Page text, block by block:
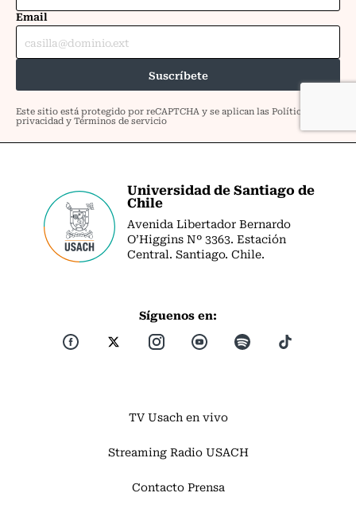
Universidad de Santiago de
Chile
Avenida Libertador Bernardo
O’Higgins Nº 3363. Estación
Central. Santiago. Chile.
Síguenos en:
TV Usach en vivo
Streaming Radio USACH
Contacto Prensa